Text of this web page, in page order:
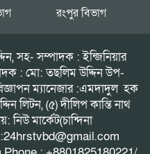
রংপুর বিভাগ
সহ- সম্পাদক : ইন্জিনিয়ার
: মো: তছলিম উদ্দিন উপ-
ম্যানেজার :এমদাদুল হক
লিটন, (৫) দীলিপ কান্তি নাথ
নিউ মার্কেট(চান্দিনা
:24hrstvbd@gmail.com